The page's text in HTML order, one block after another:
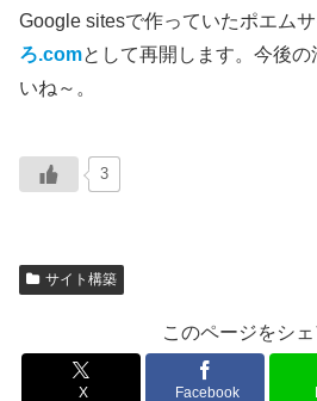
Google sitesで作っていたポエム
ろ.comとして再開します。今後
いね～。
3
サイト構築
このページをシ
X Facebook